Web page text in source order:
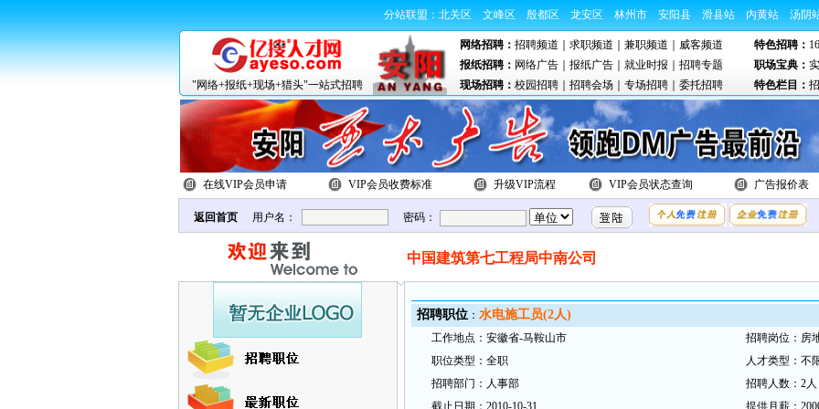
分站联盟： 北关区 文峰区 殷都区 龙安区 林州市 安阳县 滑县站 内黄站 汤阴
网络招聘： 招聘频道 求职频道 兼职频道 威客频道 特色招聘：
报纸招聘： 网络广告｜ 报纸广告｜ 就业时报 招聘专题 职场宝典：
"网络+报纸+现场+猎头"一站式招聘
现场招聘： 校园招聘｜ 招聘会场｜ 专场招聘｜ 委托招聘 特色栏目：
在线VIP会员申请 VIP会员收费标准 升级VIP流程 VIP会员状态查询 广告报价表
返回首页 用户名： 密码：
中国建筑第七工程局中南公司
招聘职位 ： 水电施工员(2人)
工作地点： 安徽省-马鞍山市 招聘岗位： 房
职位类型： 全职 人才类型： 不
招聘部门： 人事部 招聘人数： 2人
截止日 期： 2010-10-31 提供月薪：